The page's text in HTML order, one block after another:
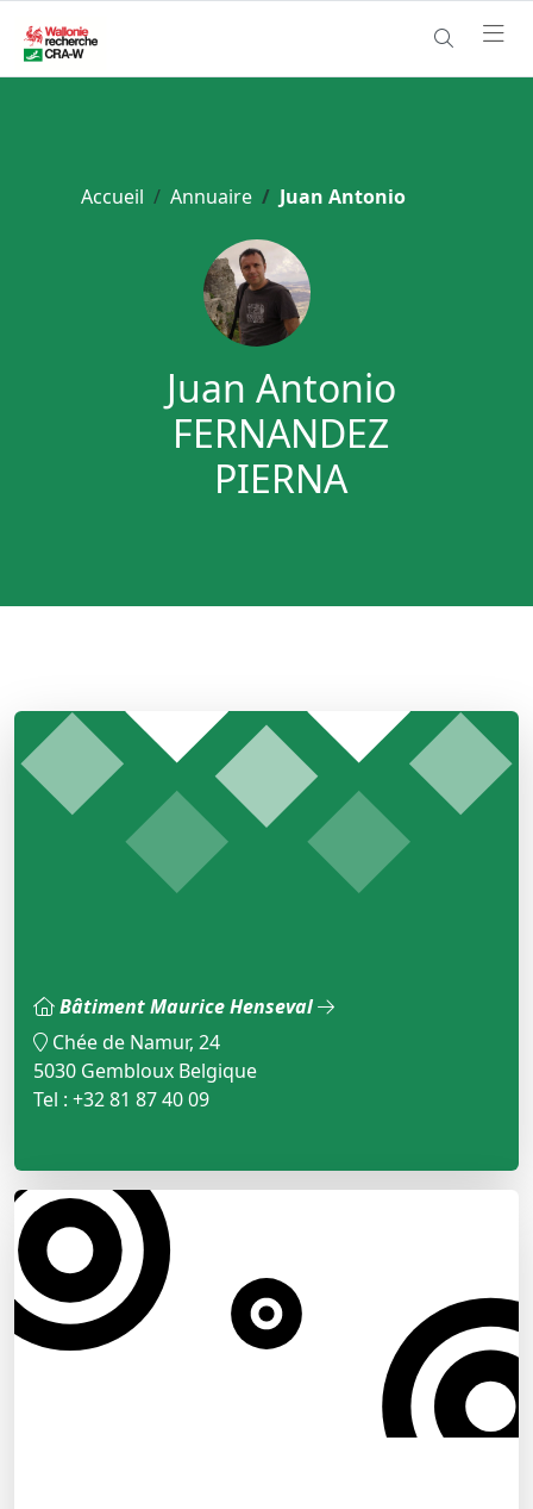
Accueil Annuaire Juan Antonio
Juan Antonio
FERNANDEZ
PIERNA
Bâtiment Maurice Henseval
Chée de Namur, 24
5030 Gembloux Belgique
Tel : +32 81 87 40 09